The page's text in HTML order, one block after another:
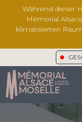
Während dieser
Mémorial
klimatisierten